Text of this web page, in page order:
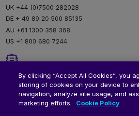
UK +44 (0)7500 282028
DE + 49 89 20 500 85135
AU +61 1300 358 368
US +1 800 680 7244
Newsletter
Inscription à notre newsletter
By clicking “Accept All Cookies”, you
storing of cookies on your device to
navigation, analyze site usage, and
marketing efforts.
Cookie Policy